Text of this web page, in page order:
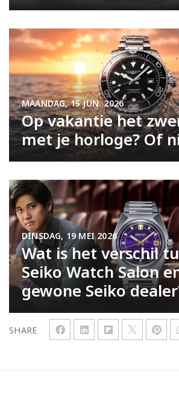
SHARE
Op vakantie het
met je horloge? Of
MAANDAG, 15 JUN. 2026
Wat is het verschil
Seiko Watch Salon
gewone Seiko
DINSDAG, 19 MEI 2026